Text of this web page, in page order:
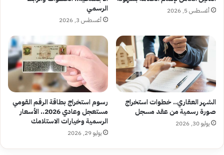
أغسطس 5, 2026
الرسمي
أغسطس 3, 2026
الشهر العقاري.. خطوات استخراج
صورة رسمية من عقد مسجل
يوليو 30, 2026
رسوم استخراج بطاقة الرقم القومي
مستعجل وعادي 2026.. الأسعار
الرسمية وخيارات الاستلامك
يوليو 29, 2026